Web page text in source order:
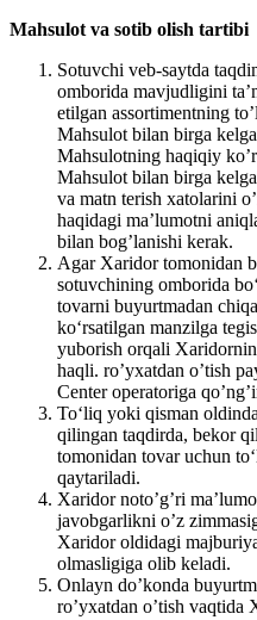
Mahsulot va sotib olish tartibi
Sotuvchi veb-saytda
omborida mavjudligini
etilgan assortimentning
Mahsulot bilan birga
Mahsulotning haqiqiy
Mahsulot bilan birga
va matn terish xatolarini
haqidagi ma’lumotni
bilan bog’lanishi kerak.
Agar Xaridor tomonidan
sotuvchining omborida
tovarni buyurtmadan
ko‘rsatilgan manzilga
yuborish orqali
haqli. ro’yxatdan o’tish
Center operatoriga
To‘liq yoki qisman
qilingan taqdirda, bekor
tomonidan tovar uchun
qaytariladi.
Xaridor noto’g’ri
javobgarlikni o’z
Xaridor oldidagi
olmasligiga olib keladi.
Onlayn do’konda
ro’yxatdan o’tish vaqtida